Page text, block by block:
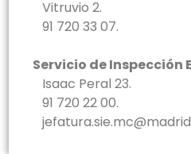
Vitruvio 2.
91 720 33 07.
Servicio de Inspección
Isaac Peral 23.
91 720 22 00.